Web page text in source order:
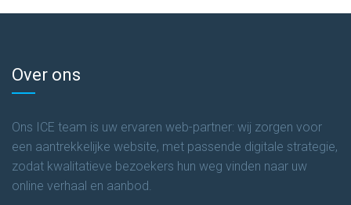
Over ons
Ons ICE team is uw ervaren web-partner: wij zorgen voor
een aantrekkelijke website, met passende digitale strategie,
zodat kwalitatieve bezoekers hun weg vinden naar uw
online verhaal en aanbod.